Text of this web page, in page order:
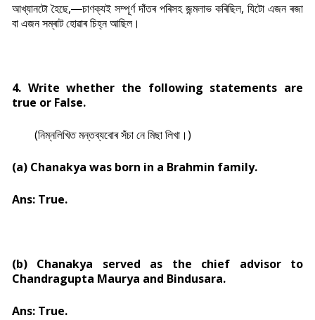
আখ্যানটো হৈছে,―চাণক্যই সম্পূৰ্ণ দাঁতৰ পৰিসহ জন্মলাভ কৰিছিল, যিটো এজন ৰজা
বা এজন সম্ৰাট হোৱাৰ চিহ্ন আছিল।
4. Write whether the following statements are
true or False.
(নিম্নলিখিত মন্তব্যবোৰ সঁচা নে মিছা লিখা।)
(a) Chanakya was born in a Brahmin family.
Ans: True.
(b) Chanakya served as the chief advisor to
Chandragupta Maurya and Bindusara.
Ans: True.